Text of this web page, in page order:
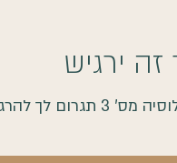
זה ירגיש
לך להרגיש